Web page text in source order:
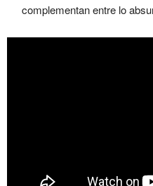
complementan entre lo